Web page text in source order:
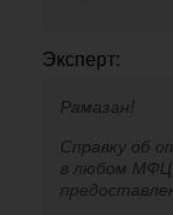
Эксперт:
Рамазан!
Справку об
в любом